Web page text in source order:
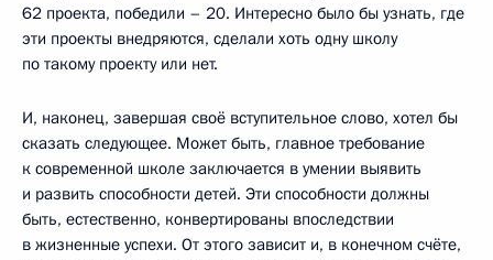
62 проекта, победили – 20. Интересно было бы узнать, где
эти проекты внедряются, сделали хоть одну школу
по такому проекту или нет.
И, наконец, завершая своё вступительное слово, хотел бы
сказать следующее. Может быть, главное требование
к современной школе заключается в умении выявить
и развить способности детей. Эти способности должны
быть, естественно, конвертированы впоследствии
в жизненные успехи. От этого зависит и, в конечном счёте,